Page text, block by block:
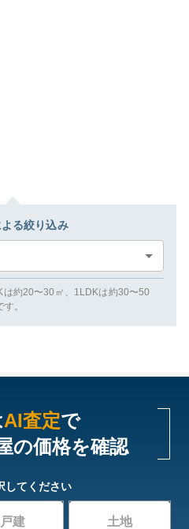
る絞り込み
約20〜30㎡、1LDKは約30〜50
。
AI査定で
の価格を確認
してください
戸建 土地